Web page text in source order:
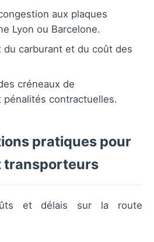
aux plaques
Lyon ou Barcelone.
du carburant et du coût des
créneaux de
contractuelles.
pratiques pour
transporteurs
et délais sur la route